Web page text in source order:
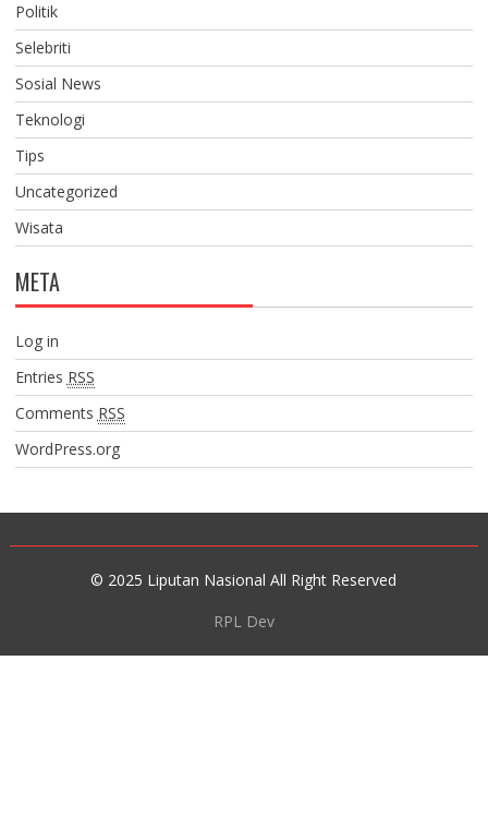
Politik
Selebriti
Sosial News
Teknologi
Tips
Uncategorized
Wisata
META
Log in
Entries RSS
Comments RSS
WordPress.org
© 2025 Liputan Nasional All Right Reserved
RPL Dev